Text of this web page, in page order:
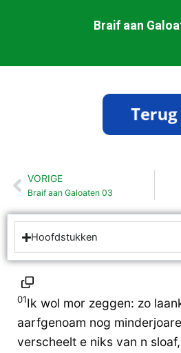
Braif aan
Vorige
VORIGE
Braif aan Galoaten 03
Hoofdstukken
01Ik wol mor zeggen: zo
aarfgenoam nog
verscheelt e niks van n